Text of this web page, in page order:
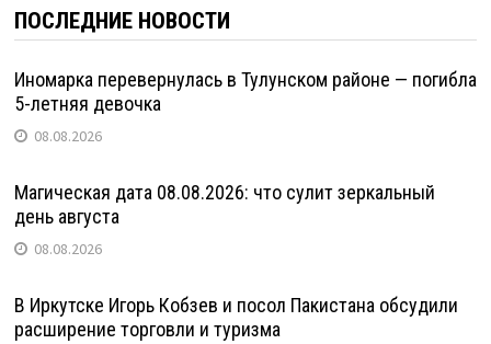
ПОСЛЕДНИЕ НОВОСТИ
Иномарка перевернулась в Тулунском районе — погибла
5-летняя девочка
08.08.2026
Магическая дата 08.08.2026: что сулит зеркальный
день августа
08.08.2026
В Иркутске Игорь Кобзев и посол Пакистана обсудили
расширение торговли и туризма